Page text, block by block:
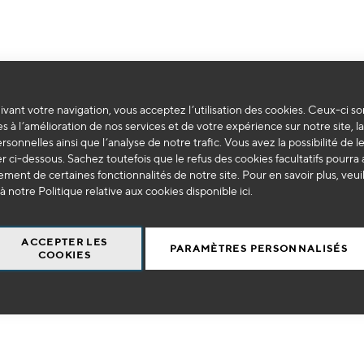
votre navigation, vous acceptez l’utilisation des cookies. Ceux-ci
à l’amélioration de nos services et de votre expérience sur notre site,
ainsi que l’analyse de notre trafic. Vous avez la possibilité de
ci-dessous. Sachez toutefois que le refus des cookies facultatifs pourra
de certaines fonctionnalités de notre site. Pour en savoir plus,
notre Politique relative aux cookies disponible ici
ACCEPTER LES
COOKIES
PARAMÈTRES PERSONNALISÉS
Impossible de trouver des produits correspondants à votre sélection.